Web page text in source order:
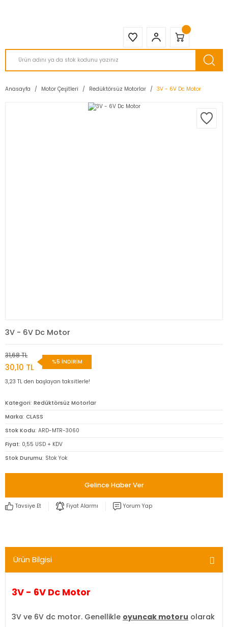
Anasayfa Motor Çeşitleri Redüktörsüz Motorlar 3V - 6V Dc Motor
3V - 6V Dc Motor
31,68 TL
30,10 TL
%5 İNDİRİM
3,23 TL den başlayan taksitlerle!
Kategori Redüktörsüz Motorlar
Marka CLASS
Stok Kodu ARD-MTR-3060
Fiyat 0,55 USD + KDV
Stok Durumu Stok Yok
Gelince Haber Ver
Tavsiye Et Fiyat Alarmı Yorum Yap
Ürün Bilgisi
3V - 6V Dc Motor
3V ve 6V dc motor. Genellikle oyuncak motoru olarak